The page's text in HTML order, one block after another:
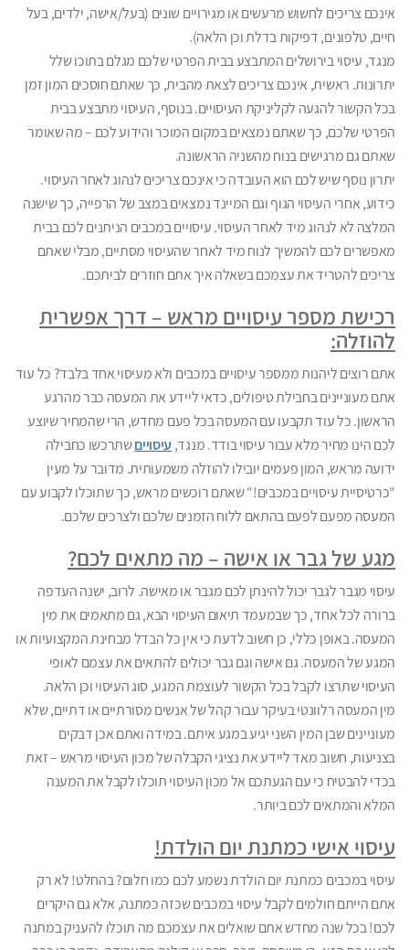
אינכם צריכים לחשוש מרעשים או מגירויים שונים (בעל/אישה, ילדים, בעל
חיים, טלפונים, דפיקות בדלת וכן הלאה).
מנגד, עיסוי בירושלים המתבצע בבית הפרטי שלכם מגלם בתוכו שלל
יתרונות. ראשית, אינכם צריכים לצאת מהבית, כך שאתם חוסכים המון זמן
בכל הקשור להגעה לקליניקת העיסויים. בנוסף, העיסוי מתבצע בבית
הפרטי שלכם, כך שאתם נמצאים במקום המוכר והידוע לכם – מה שאומר
שאתם גם מרגישים בנוח מהשניה הראשונה.
יתרון נוסף שיש לכם הוא העובדה כי אינכם צריכים לנהוג לאחר העיסוי.
כידוע, אחרי העיסוי הגוף וגם המיינד נמצאים במצב של הרפייה, כך שישנה
המלצה לא לנהוג מיד לאחר העיסוי. עיסויים במכבים הניתנים לכם בבית
מאפשרים לכם להמשיך לנוח מיד לאחר שהעיסוי מסתיים, מבלי שאתם
צריכים להטריד את עצמכם בשאלה איך אתם חוזרים לביתכם.
רכישת מספר עיסויים מראש – דרך אפשרית
להוזלה:
אתם רוצים ליהנות ממספר עיסויים במכבים ולא מעיסוי אחד בלבד? כל עוד
אתם מעוניינים בחבילת טיפולים, כדאי ליידע את המעסה כבר מהרגע
הראשון. כל עוד תקבעו עם המעסה בכל פעם מחדש, הרי שהמחיר שיוצע
לכם הינו מחיר מלא עבור עיסוי בודד. מנגד, עיסוייםשתרכשו כחבילה
ידועה מראש, המון פעמים יובילו להוזלה משמעותית. מדובר על מעין
"כרטיסיית עיסויים במכבים!" שאתם רוכשים מראש, כך שתוכלו לקבוע עם
המעסה מפעם לפעם בהתאם ללוח הזמנים שלכם ולצרכים שלכם.
מגע של גבר או אישה – מה מתאים לכם?
עיסוי מגבר לגבר יכול להינתן לכם מגבר או מאישה. לרוב, ישנה העדפה
ברורה לכל אחד, כך שבמעמד תיאום העיסוי הבא, גם מתאמים את מין
המעסה. באופן כללי, כן חשוב לדעת כי אין כל הבדל מבחינת המקצועיות או
המגע של המעסה. גם אישה וגם גבר יכולים להתאים את עצמם לאופי
העיסוי שתרצו לקבל בכל הקשור לעוצמת המגע, סוג העיסוי וכן הלאה.
מין המעסה רלוונטי בעיקר עבור קהל של אנשים מסורתיים או דתיים, שלא
מעוניינים שבן המין השני יגיע במגע איתם. במידה ואתם אכן דבקים
בצניעות, חשוב מאד ליידע את נציגי הקבלה של מכון העיסוי מראש – זאת
בכדי להבטיח כי עם הגעתכם אל מכון העיסוי תוכלו לקבל את המענה
המלא והמתאים לכם ביותר.
עיסוי אישי כמתנת יום הולדת!
עיסוי במכבים כמתנת יום הולדת נשמע לכם כמו חלום? בהחלט! לא רק
אתם הייתם חולמים לקבל עיסוי במכבים שכזה כמתנה, אלא גם היקרים
לכם! בכל שנה מחדש אתם שואלים את עצמכם מה תוכלו להעניק במתנה